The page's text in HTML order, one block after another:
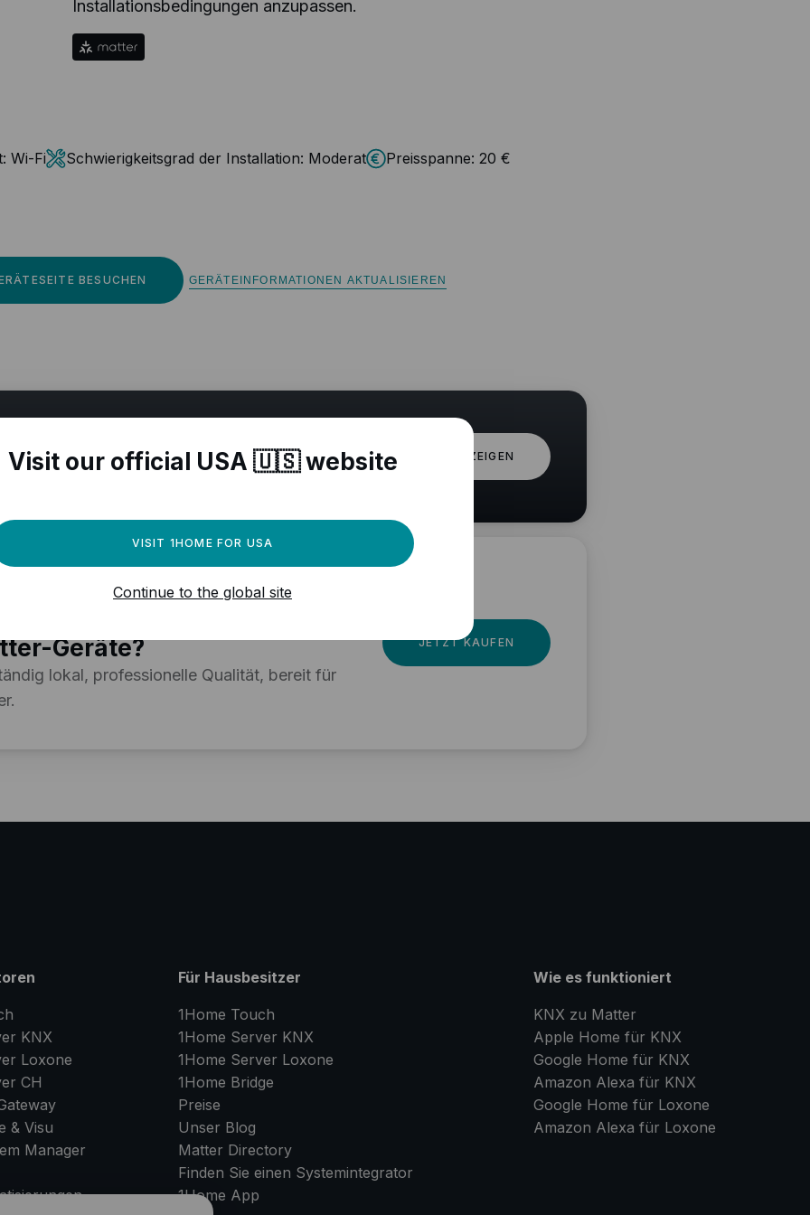
Installationsbedingungen anzupassen.
Wi-Fi Schwierigkeitsgrad der Installation: Moderat Preisspanne: 20 €
BESUCHEN GERÄTEINFORMATIONEN AKTUALISIEREN
kompatible Geräte
ALLE ANZEIGEN
Sie eine leistungsstarke
Geräte?
lokal, professionelle Qualität, bereit für
JETZT KAUFEN
KNX
Loxone
CH
& Visu
Manager
Für Hausbesitzer
1Home Touch
1Home Server KNX
1Home Server Loxone
1Home Bridge
Preise
Unser Blog
Matter Directory
Finden Sie einen Systemintegrator
1Home App
Wie es funktioniert
KNX zu Matter
Apple Home für KNX
Google Home für KNX
Amazon Alexa für KNX
Google Home für Loxone
Amazon Alexa für Loxone
Visit our official USA 🇺🇸 website
VISIT 1HOME FOR USA
Continue to the global site